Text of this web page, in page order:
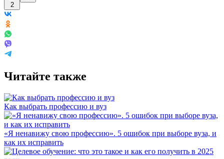
2
Читайте также
Как выбрать профессию и вуз
«Я ненавижу свою профессию». 5 ошибок при выборе вуза, и
как их исправить